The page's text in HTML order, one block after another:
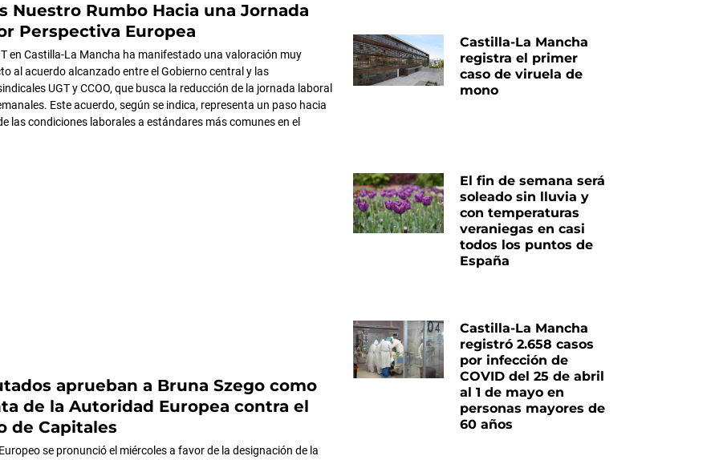
Nuestro Rumbo Hacia una Jornada
Perspectiva Europea
en Castilla-La Mancha ha manifestado una valoración muy
al acuerdo alcanzado entre el Gobierno central y las
UGT y CCOO, que busca la reducción de la jornada laboral
Este acuerdo, según se indica, representa un paso hacia
las condiciones laborales a estándares más comunes en el
aprueban a Bruna Szego como
de la Autoridad Europea contra el
de Capitales
se pronunció el miércoles a favor de la designación de la
Castilla-La Mancha
registra el primer
caso de viruela de
mono
El fin de semana será
soleado sin lluvia y
con temperaturas
veraniegas en casi
todos los puntos de
España
Castilla-La Mancha
registró 2.658 casos
por infección de
COVID del 25 de abril
al 1 de mayo en
personas mayores de
60 años